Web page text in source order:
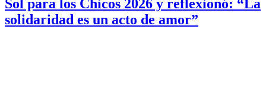
Sol para los Chicos 2026 y reflexionó: “La
solidaridad es un acto de amor”